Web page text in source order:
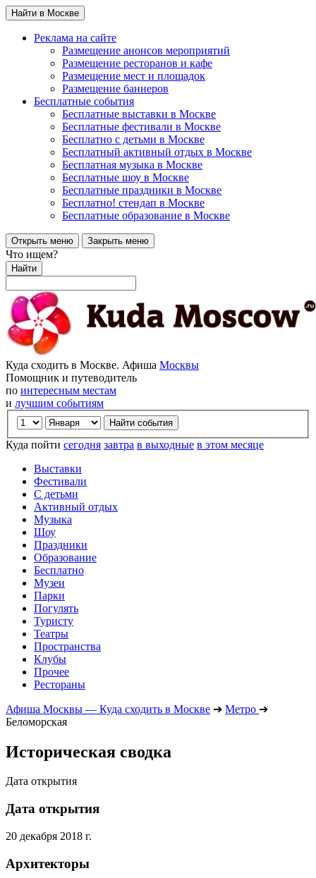
Найти в Москве
Реклама на сайте
Размещение анонсов мероприятий
Размещение ресторанов и кафе
Размещение мест и площадок
Размещение баннеров
Бесплатные события
Бесплатные выставки в Москве
Бесплатные фестивали в Москве
Бесплатно с детьми в Москве
Бесплатный активный отдых в Москве
Бесплатная музыка в Москве
Бесплатные шоу в Москве
Бесплатные праздники в Москве
Бесплатно! стендап в Москве
Бесплатные образование в Москве
Открыть меню Закрыть меню
Что ищем?
Найти
Куда сходить в Москве. Афиша Москвы
Помощник и путеводитель
по интересным местам
и лучшим событиям
Куда пойти сегодня завтра в выходные в этом месяце
Выставки
Фестивали
С детьми
Активный отдых
Музыка
Шоу
Праздники
Образование
Бесплатно
Музеи
Парки
Погулять
Туристу
Театры
Пространства
Клубы
Прочее
Рестораны
Афиша Москвы — Куда сходить в Москве ➔ Метро ➔
Беломорская
Историческая сводка
Дата открытия
Дата открытия
20 декабря 2018 г.
Архитекторы